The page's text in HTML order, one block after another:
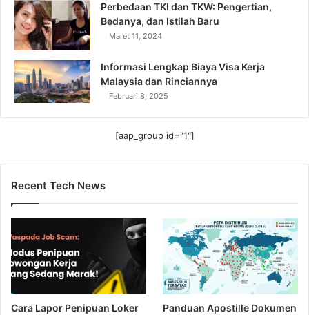
Perbedaan TKI dan TKW: Pengertian,
Bedanya, dan Istilah Baru
Maret 11, 2024
Informasi Lengkap Biaya Visa Kerja
Malaysia dan Rinciannya
Februari 8, 2025
[aap_group id="1"]
Recent Tech News
Cara Lapor Penipuan Loker
Panduan Apostille Dokumen